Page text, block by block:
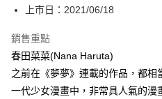
結帳頁面，進行簡訊認證並確認金額後
２．訂單成立數日內，您將收到繳費通
ATM／網路銀行／等多元方式進行付款
※ 請注意：結帳手續完成當下不需立刻
購買商品的店家。未經商家同意取消
後付繳納相關費用。
※ 交易是否成功請以「AFTEE先享後
付款後全家取貨
每筆NT$80，滿NT$500(含以上)
付款後萊爾富取貨
上市日：2021/06/18
銷售重點
春田菜菜(Nana Haruta)
之前在《夢夢》連載的作品，都
一代少女漫畫中，非常具人氣的漫